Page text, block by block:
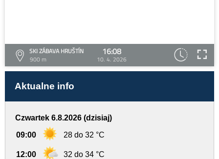
SKI ZÁBAVA HRUŠTÍN
900 m
16:08
10. 4. 2026
Aktualne info
Czwartek 6.8.2026 (dzisiaj)
09:00 28 do 32 °C
12:00 32 do 34 °C